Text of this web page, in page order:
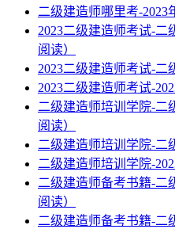
二级建造师哪里考-2023
2023二级建造师考试-
阅读）
2023二级建造师考试-二
2023二级建造师考试-
二级建造师培训学院-二
阅读）
二级建造师培训学院-二
二级建造师培训学院-
二级建造师备考书籍-二
阅读）
二级建造师备考书籍-二